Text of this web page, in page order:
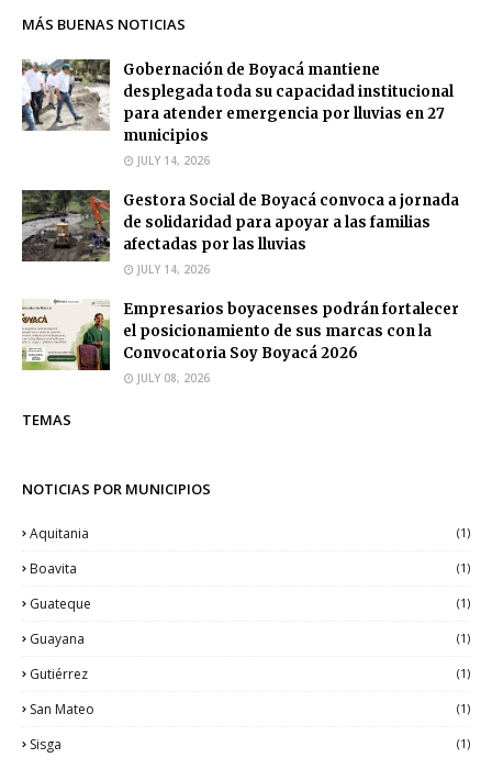
MÁS BUENAS NOTICIAS
Gobernación de Boyacá mantiene
desplegada toda su capacidad institucional
para atender emergencia por lluvias en 27
municipios
JULY 14, 2026
Gestora Social de Boyacá convoca a jornada
de solidaridad para apoyar a las familias
afectadas por las lluvias
JULY 14, 2026
Empresarios boyacenses podrán fortalecer
el posicionamiento de sus marcas con la
Convocatoria Soy Boyacá 2026
JULY 08, 2026
TEMAS
NOTICIAS POR MUNICIPIOS
Aquitania (1)
Boavita (1)
Guateque (1)
Guayana (1)
Gutiérrez (1)
San Mateo (1)
Sisga (1)